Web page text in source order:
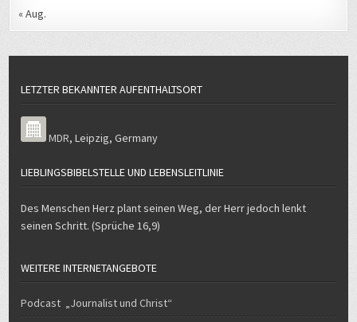
« Aug.
LETZTER BEKANNTER AUFENTHALTSORT
MDR,Leipzig,Germany
LIEBLINGSBIBELSTELLE UND LEBENSLEITLINIE
Des Menschen Herz plant seinen Weg, der Herr jedoch lenkt
seinen Schritt. (Sprüche 16,9)
WEITERE INTERNETANGEBOTE
Podcast „Journalist und Christ“